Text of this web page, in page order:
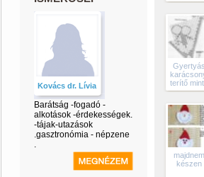
Kovács dr. Lívia
Barátság -fogadó -
alkotások -érdekességek.
-tájak-utazások
.gasztronómia - népzene
.
Gyertyás
terítő
majdnem
készen